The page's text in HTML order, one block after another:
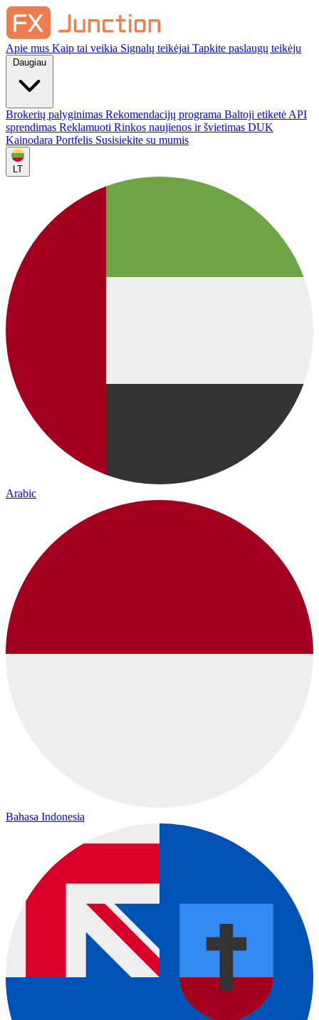
Apie mus Kaip tai veikia Signalų teikėjai Tapkite paslaugų teikėju
Brokerių palyginimas Rekomendacijų programa Baltoji etiketė API
sprendimas Reklamuoti Rinkos naujienos ir švietimas DUK
Kainodara Portfelis Susisiekite su mumis
LT
Arabic
Bahasa Indonesia